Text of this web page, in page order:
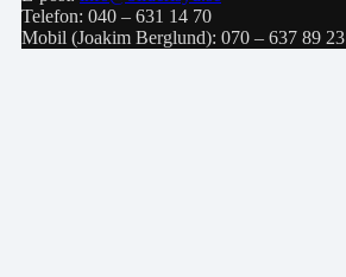
Telefon: 040 – 631 14 70
Mobil (Joakim Berglund): 070 – 637 89 23